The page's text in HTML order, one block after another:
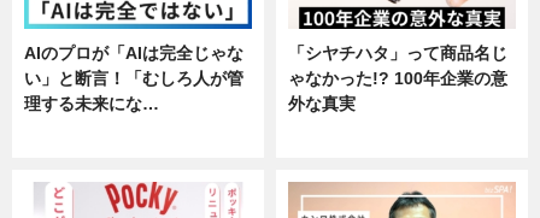
AIのプロが「AIは完全じゃな
い」と断言！「むしろ人が管
理する未来にな…
「シヤチハタ」って商品名じ
ゃなかった!? 100年企業の意
外な真実